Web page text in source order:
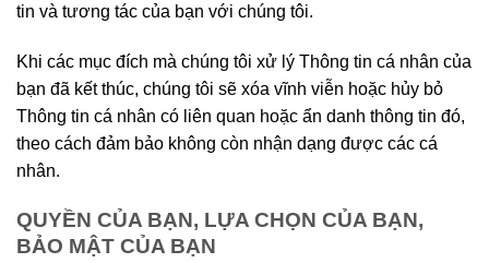
tin và tương tác của bạn với chúng tôi.
Khi các mục đích mà chúng tôi xử lý Thông tin cá nhân của
bạn đã kết thúc, chúng tôi sẽ xóa vĩnh viễn hoặc hủy bỏ
Thông tin cá nhân có liên quan hoặc ẩn danh thông tin đó,
theo cách đảm bảo không còn nhận dạng được các cá
nhân.
QUYỀN CỦA BẠN, LỰA CHỌN CỦA BẠN,
BẢO MẬT CỦA BẠN